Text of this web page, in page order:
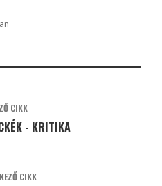
CIKK
- KRITIKA
CIKK